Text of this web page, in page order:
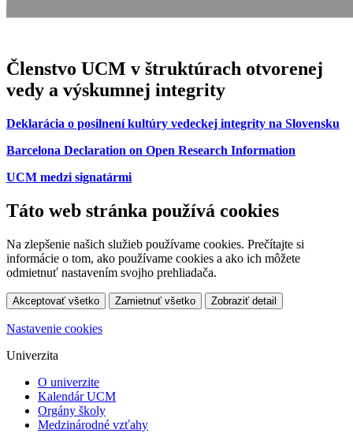
Členstvo UCM v štruktúrach otvorenej
vedy a výskumnej integrity
Deklarácia o posilnení kultúry vedeckej integrity na Slovensku
Barcelona Declaration on Open Research Information
UCM medzi signatármi
Táto web stránka používá cookies
Na zlepšenie našich služieb používame cookies. Prečítajte si
informácie o tom, ako používame cookies a ako ich môžete
odmietnuť nastavením svojho prehliadača.
Akceptovať všetko Zamietnuť všetko Zobraziť detail
Nastavenie cookies
Univerzita
O univerzite
Kalendár UCM
Orgány školy
Medzinárodné vzťahy